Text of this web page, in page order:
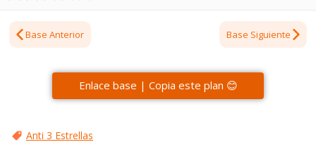
Base Anterior Base Siguiente
Enlace base | Copia este plan 😊
Anti 3 Estrellas